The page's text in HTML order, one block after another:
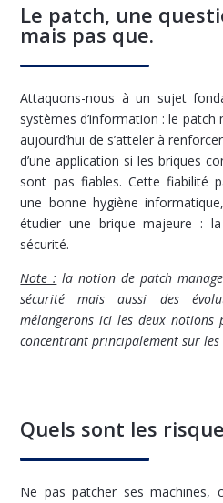
Le patch, une
mais pas que.
Attaquons-nous à un sujet
systèmes d’information : le
aujourd’hui de s’atteler à
d’une application si les briques
sont pas fiables. Cette fiabilité
une bonne hygiène
étudier une brique majeure :
sécurité.
Note : la notion de patch
sécurité mais aussi des
mélangerons ici les deux notions
concentrant principalement sur les
Quels sont les
Ne pas patcher ses machines,